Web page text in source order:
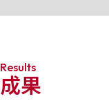
Results
成果